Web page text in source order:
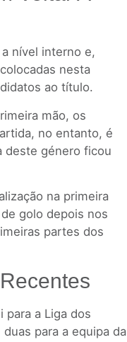
nível interno e,
nesta
ao título.
mão, os
no entanto, é
deste género ficou
na primeira
golo depois nos
partes dos
a Liga dos
para a equipa da